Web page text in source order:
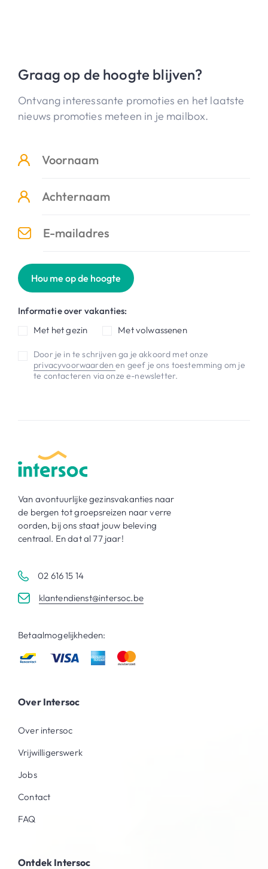
Graag op de hoogte blijven?
Ontvang interessante promoties en het laatste
nieuws promoties meteen in je mailbox.
Hou me op de hoogte
Informatie over vakanties:
Met het gezin
Met volwassenen
Door je in te schrijven ga je akkoord met onze
privacyvoorwaardenen geef je ons toestemming om je
te contacteren via onze e-newsletter.
Van avontuurlijke gezinsvakanties naar
de bergen tot groepsreizen naar verre
oorden, bij ons staat jouw beleving
centraal. En dat al 77 jaar!
02 616 15 14
klantendienst@intersoc.be
Betaalmogelijkheden:
Over Intersoc
Over intersoc
Vrijwilligerswerk
Jobs
Contact
FAQ
Ontdek Intersoc